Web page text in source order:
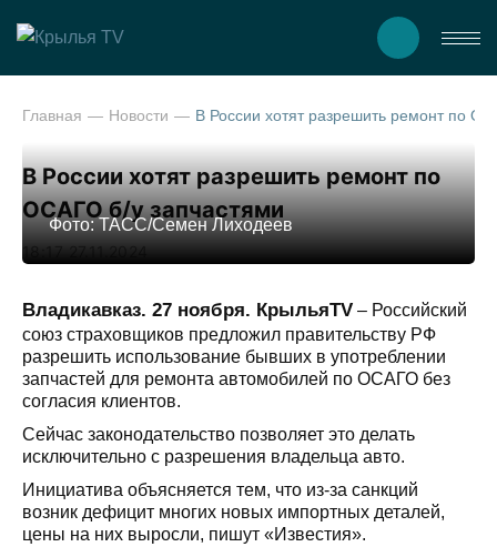
Главная Новости
В России хотят разрешить ремонт по
ОСАГО б/у запчастями
18:17 27.11.2024
Фото: ТАСС/Семен Лиходеев
Владикавказ. 27 ноября. КрыльяTV – Российский
союз страховщиков предложил правительству РФ
разрешить использование бывших в употреблении
запчастей для ремонта автомобилей по ОСАГО без
согласия клиентов.
Сейчас законодательство позволяет это делать
исключительно с разрешения владельца авто.
Инициатива объясняется тем, что из-за санкций
возник дефицит многих новых импортных деталей,
цены на них выросли, пишут «Известия».